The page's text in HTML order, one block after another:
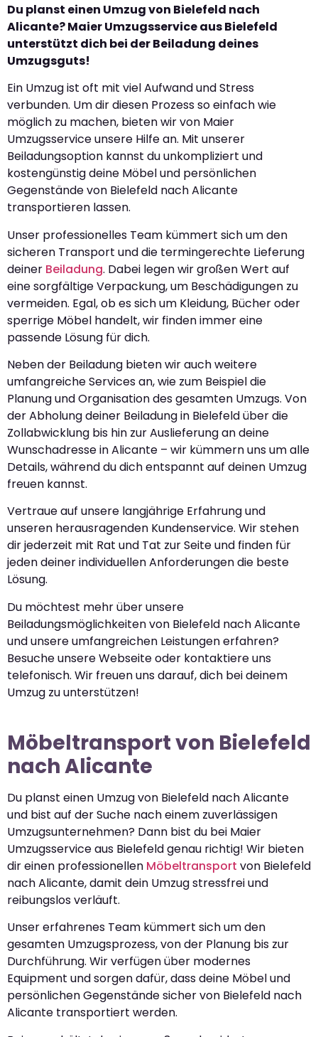
Du planst einen Umzug von Bielefeld nach
Alicante? Maier Umzugsservice aus Bielefeld
unterstützt dich bei der Beiladung deines
Umzugsguts!
Ein Umzug ist oft mit viel Aufwand und Stress
verbunden. Um dir diesen Prozess so einfach wie
möglich zu machen, bieten wir von Maier
Umzugsservice unsere Hilfe an. Mit unserer
Beiladungsoption kannst du unkompliziert und
kostengünstig deine Möbel und persönlichen
Gegenstände von Bielefeld nach Alicante
transportieren lassen.
Unser professionelles Team kümmert sich um den
sicheren Transport und die termingerechte Lieferung
deiner Beiladung. Dabei legen wir großen Wert auf
eine sorgfältige Verpackung, um Beschädigungen zu
vermeiden. Egal, ob es sich um Kleidung, Bücher oder
sperrige Möbel handelt, wir finden immer eine
passende Lösung für dich.
Neben der Beiladung bieten wir auch weitere
umfangreiche Services an, wie zum Beispiel die
Planung und Organisation des gesamten Umzugs. Von
der Abholung deiner Beiladung in Bielefeld über die
Zollabwicklung bis hin zur Auslieferung an deine
Wunschadresse in Alicante – wir kümmern uns um alle
Details, während du dich entspannt auf deinen Umzug
freuen kannst.
Vertraue auf unsere langjährige Erfahrung und
unseren herausragenden Kundenservice. Wir stehen
dir jederzeit mit Rat und Tat zur Seite und finden für
jeden deiner individuellen Anforderungen die beste
Lösung.
Du möchtest mehr über unsere
Beiladungsmöglichkeiten von Bielefeld nach Alicante
und unsere umfangreichen Leistungen erfahren?
Besuche unsere Webseite oder kontaktiere uns
telefonisch. Wir freuen uns darauf, dich bei deinem
Umzug zu unterstützen!
Möbeltransport von Bielefeld
nach Alicante
Du planst einen Umzug von Bielefeld nach Alicante
und bist auf der Suche nach einem zuverlässigen
Umzugsunternehmen? Dann bist du bei Maier
Umzugsservice aus Bielefeld genau richtig! Wir bieten
dir einen professionellen Möbeltransport von Bielefeld
nach Alicante, damit dein Umzug stressfrei und
reibungslos verläuft.
Unser erfahrenes Team kümmert sich um den
gesamten Umzugsprozess, von der Planung bis zur
Durchführung. Wir verfügen über modernes
Equipment und sorgen dafür, dass deine Möbel und
persönlichen Gegenstände sicher von Bielefeld nach
Alicante transportiert werden.